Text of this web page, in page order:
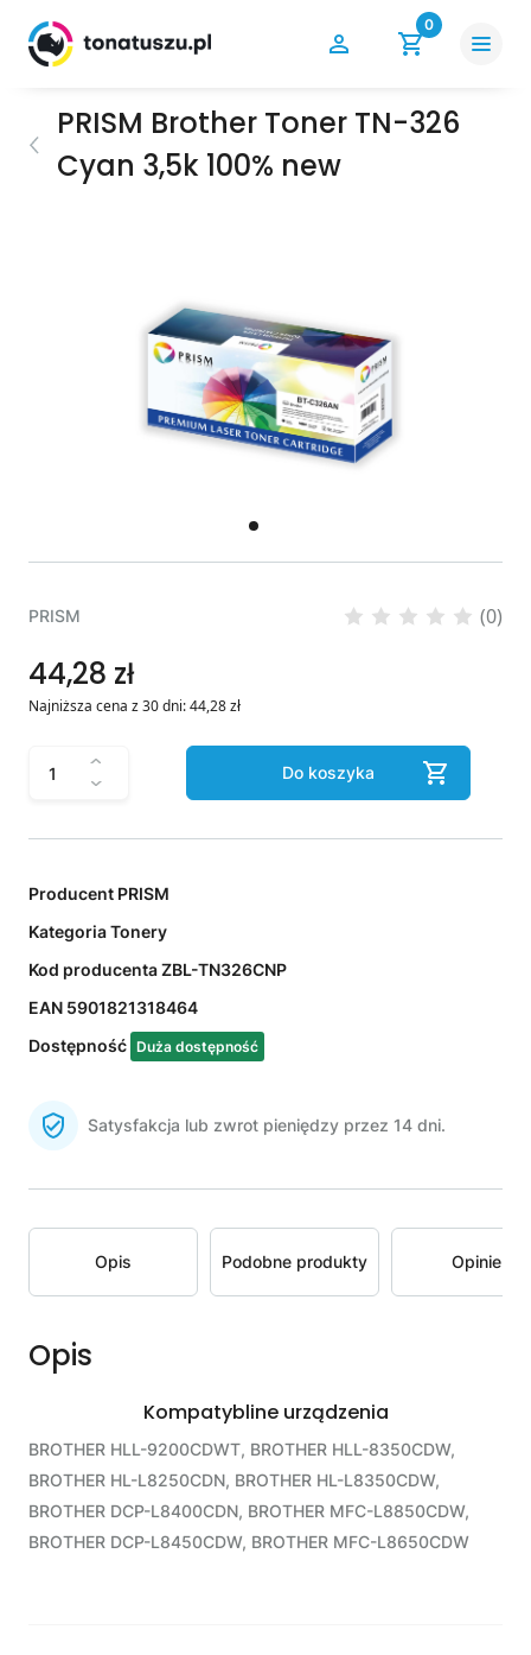
0
PRISM Brother Toner TN-326
Cyan 3,5k 100% new
PRISM (0)
44,28 zł
Najniższa cena z 30 dni:44,28zł
Producent PRISM
KategoriaTonery
Kod producentaZBL-TN326CNP
EAN 5901821318464
Dostępność Duża dostępność
Do koszyka
Satysfakcja lub zwrot pieniędzy przez 14 dni.
Opis Podobne produkty Opinie
Opis
Kompatybline urządzenia
BROTHER HLL-9200CDWT, BROTHER HLL-8350CDW,
BROTHER HL-L8250CDN, BROTHER HL-L8350CDW,
BROTHER DCP-L8400CDN, BROTHER MFC-L8850CDW,
BROTHER DCP-L8450CDW, BROTHER MFC-L8650CDW